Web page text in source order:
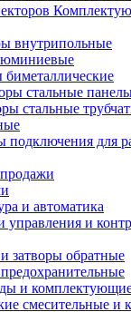
внутрипольные
биметаллические
стальные
стальные
подключения для
и автоматика
управления и
затворы обратные